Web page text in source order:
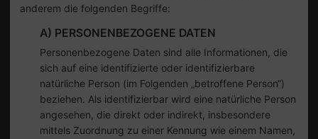
anderem die folgenden Begriffe:
A) PERSONENBEZOGENE DATEN
Personenbezogene Daten sind alle Informationen, die
sich auf eine identifizierte oder identifizierbare
natürliche Person (im Folgenden „betroffene Person“)
beziehen. Als identifizierbar wird eine natürliche Person
angesehen, die direkt oder indirekt, insbesondere
mittels Zuordnung zu einer Kennung wie einem Namen,